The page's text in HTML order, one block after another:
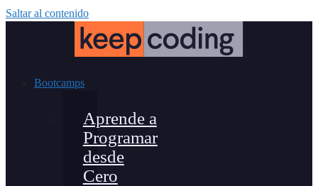
Saltar al contenido
Bootcamps
Aprende a
Programar
desde
Cero